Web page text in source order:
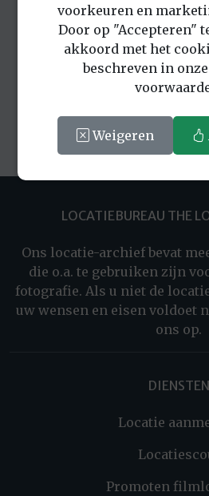
Eerder
LOCATIEBUREAU THE
Ons locatie-archief bevat
die o.a. te gebruiken zijn
fotografie. Als u niet de
uw wensen en eisen voldoet
ons op.
DIENSTEN
Locatie
Promoten
voorkeuren en
Door op "Accepteren"
akkoord met het
beschreven in
Weigeren